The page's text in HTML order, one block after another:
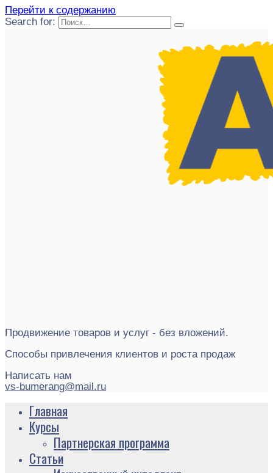
Перейти к содержанию
Search for:
Продвижение товаров и услуг - без вложений.
Способы привлечения клиентов и роста продаж
Написать нам
vs-bumerang@mail.ru
Главная
Курсы
Партнерская программа
Статьи